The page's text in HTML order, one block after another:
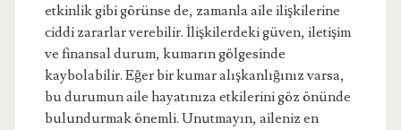
etkinlik gibi görünse de, zamanla aile ilişkilerine
ciddi zararlar verebilir. İlişkilerdeki güven, iletişim
ve finansal durum, kumarın gölgesinde
kaybolabilir. Eğer bir kumar alışkanlığınız varsa,
bu durumun aile hayatınıza etkilerini göz önünde
bulundurmak önemli. Unutmayın, aileniz en